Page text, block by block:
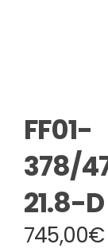
FF01-
378/
21.8-D
745,00€